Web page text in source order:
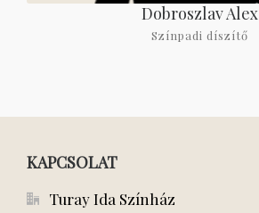
Dobroszlav Alex
Színpadi díszítő
KAPCSOLAT
Turay Ida Színház